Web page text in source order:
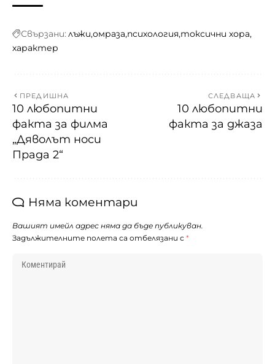
Свързани: лъжи омраза психология токсични хора
характер
ПРЕДИШНА
10 любопитни
факта за филма
„Дяволът носи
Прада 2“
СЛЕДВАЩА
10 любопитни
факта за джаза
Няма коментари
Вашият имейл адрес няма да бъде публикуван.
Задължителните полета са отбелязани с *